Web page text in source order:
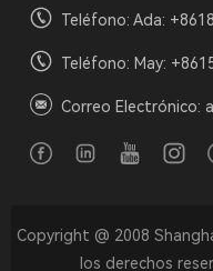
Teléfono: Ada:
Teléfono: May:
Correo Electrónico:
Copyright @ 2008
los derechos